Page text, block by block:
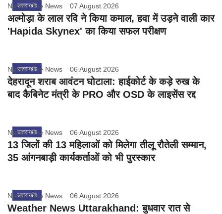
उत्तराखंड
Nation One News 07 August 2026
अल्मोड़ा के लाल रवि ने किया कमाल, हवा में उड़ने वाली कार
'Hapida Skynex' का किया सफल परीक्षण
उत्तराखंड
Nation One News 06 August 2026
देहरादून शराब आवंटन घोटाला: हाईकोर्ट के कड़े रुख के
बाद कैबिनेट मंत्री के PRO और OSD के लाइसेंस रद्द
उत्तराखंड
Nation One News 06 August 2026
13 जिलों की 13 महिलाओं को मिलेगा तीलू रौतेली सम्मान,
35 आंगनबाड़ी कार्यकर्ताओं को भी पुरस्कार
उत्तराखंड
Nation One News 06 August 2026
Weather News Uttarakhand: बुधवार रात से